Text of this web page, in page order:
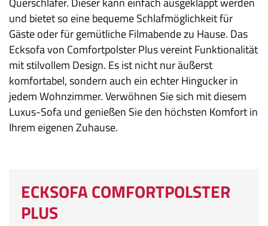
und bietet so eine bequeme Schlafmöglichkeit für
Gäste oder für gemütliche Filmabende zu Hause. Das
Ecksofa von Comfortpolster Plus vereint Funktionalität
mit stilvollem Design. Es ist nicht nur äußerst
komfortabel, sondern auch ein echter Hingucker in
jedem Wohnzimmer. Verwöhnen Sie sich mit diesem
Luxus-Sofa und genießen Sie den höchsten Komfort in
Ihrem eigenen Zuhause.
ECKSOFA COMFORTPOLSTER
PLUS